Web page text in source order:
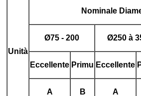
Unità
Nominale
Ø75 - 200 Ø250 à
Eccellente Primu Eccellente
A B A